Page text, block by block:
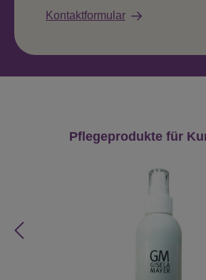
Kontaktformular
Produktgalerie überspringen
Pflegeprodukte für